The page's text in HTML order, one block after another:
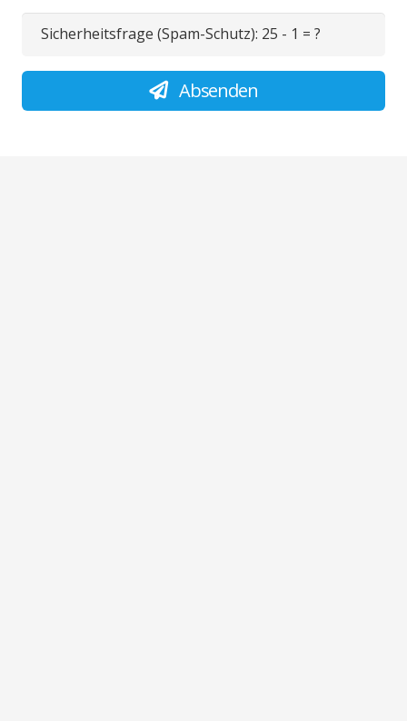
Sicherheitsfrage (Spam-Schutz): 25 - 1 = ?
Absenden